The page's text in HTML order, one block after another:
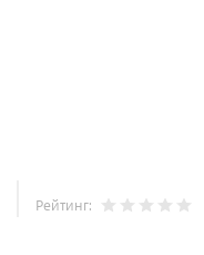
Рейтинг: